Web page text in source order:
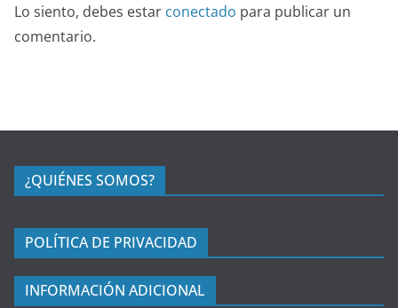
Lo siento, debes estar conectado para publicar un
comentario.
¿QUIÉNES SOMOS?
POLÍTICA DE PRIVACIDAD
INFORMACIÓN ADICIONAL